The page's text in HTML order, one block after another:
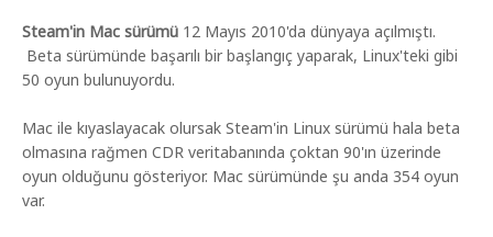
Steam'in Mac sürümü 12 Mayıs 2010'da dünyaya açılmıştı.
Beta sürümünde başarılı bir başlangıç yaparak, Linux'teki gibi
50 oyun bulunuyordu.
Mac ile kıyaslayacak olursak Steam'in Linux sürümü hala beta
olmasına rağmen CDR veritabanında çoktan 90'ın üzerinde
oyun olduğunu gösteriyor. Mac sürümünde şu anda 354 oyun
var.